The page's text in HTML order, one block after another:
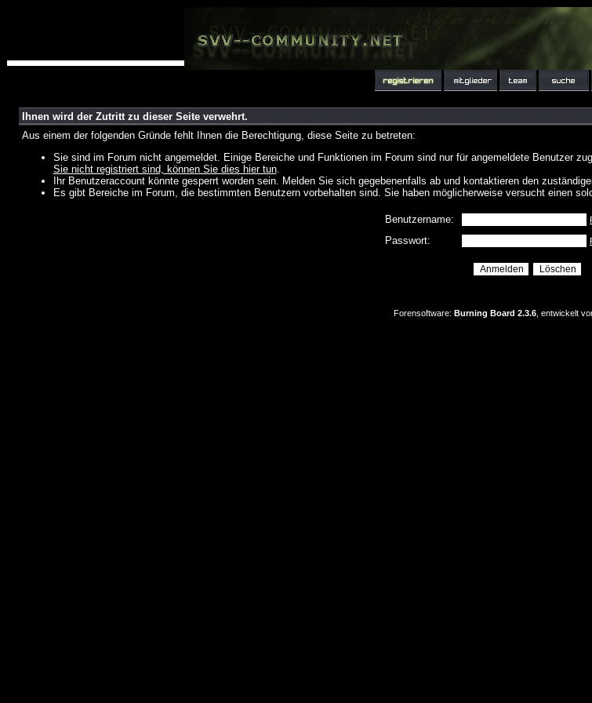
Ihnen wird der Zutritt zu dieser Seite verwehrt.
Aus einem der folgenden Gründe fehlt Ihnen die Berechtigung, diese Seite zu betreten:
Sie sind im Forum nicht angemeldet. Einige Bereiche und Funktionen im Forum sind nur für angemeldete Benutzer
Sie nicht registriert sind, können Sie dies hier tun.
Ihr Benutzeraccount könnte gesperrt worden sein. Melden Sie sich gegebenenfalls ab und kontaktieren den
Es gibt Bereiche im Forum, die bestimmten Benutzern vorbehalten sind. Sie haben möglicherweise versucht einen
Benutzername:
Passwort:
Forensoftware: Burning Board 2.3.6, entwickelt